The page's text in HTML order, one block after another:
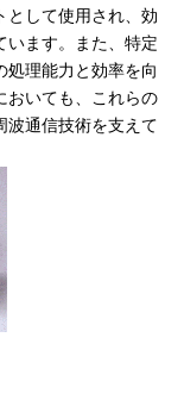
として使用され、効
います。また、特定
処理能力と効率を向
おいても、これらの
波通信技術を支えて